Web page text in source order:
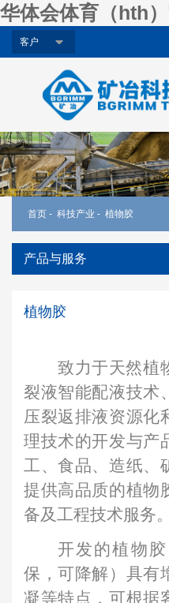
华体会体育（hth
客户
首页 - 科技产业 - 植物胶
产品与服务
植物胶
致力于天然植
裂液智能配液技术
压裂返排液资源化
理技术的开发与产
工、食品、造纸、
提供高品质的植物
备及工程技术服务。
开发的植物
保，可降解）具有
凝等特点，可根据